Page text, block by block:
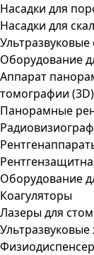
Насадки для
Насадки для
Ультразвуковые
Оборудование
Аппарат
томографии (3D)
Панорамные
Оборудование
Коагуляторы
Лазеры для